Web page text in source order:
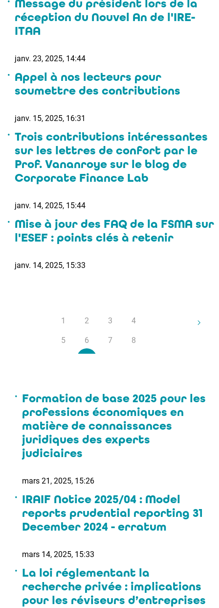
Message du président lors de la
réception du Nouvel An de l'IRE-
ITAA
janv. 23, 2025, 14:44
Appel à nos lecteurs pour
soumettre des contributions
janv. 15, 2025, 16:31
Trois contributions intéressantes
sur les lettres de confort par le
Prof. Vananroye sur le blog de
Corporate Finance Lab
janv. 14, 2025, 15:44
Mise à jour des FAQ de la FSMA sur
l'ESEF : points clés à retenir
janv. 14, 2025, 15:33
1 2 3 4
5 6 7 8
Formation de base 2025 pour les
professions économiques en
matière de connaissances
juridiques des experts
judiciaires
mars 21, 2025, 15:26
IRAIF Notice 2025/04 : Model
reports prudential reporting 31
December 2024 - erratum
mars 14, 2025, 15:33
La loi réglementant la
recherche privée : implications
pour les réviseurs d’entreprises